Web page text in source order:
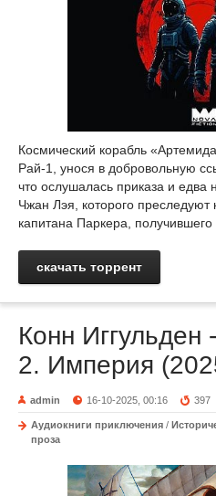
Космический корабль
Рай-1, унося в добровольную
что ослушалась приказа и едва
Чжан Лэя, которого
капитана Паркера, получившего
скачать торрент
Конн Иггульден
2. Империя
admin 16-10-2025, 00:16 397
Аудиокниги приключения /
проза